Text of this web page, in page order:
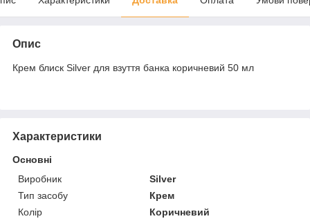
Опис
Крем блиск Silver для взуття банка коричневий 50 мл
Характеристики
Основні
Виробник
Silver
Тип засобу
Крем
Колір
Коричневий